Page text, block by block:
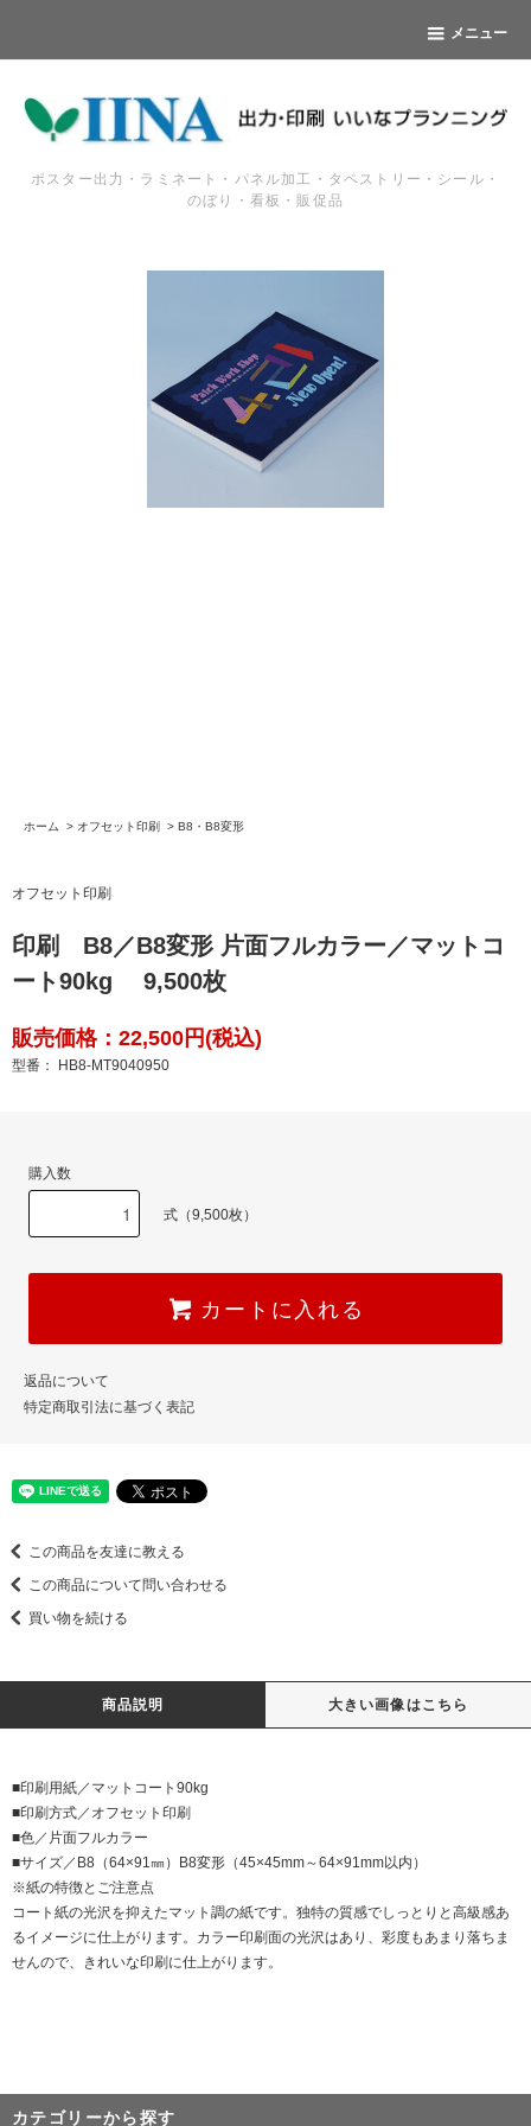
メニュー
ポスター出力・ラミネート・パネル加工・タペストリー・シール・
のぼり・看板・販促品
ホーム > オフセット印刷 > B8・B8変形
オフセット印刷
印刷 B8／B8変形 片面フルカラー／マットコ
ート90kg 9,500枚
販売価格：22,500円(税込)
型番： HB8-MT9040950
購入数
式（9,500枚）
カートに入れる
返品について
特定商取引法に基づく表記
この商品を友達に教える
この商品について問い合わせる
買い物を続ける
商品説明 大きい画像はこちら
■印刷用紙／マットコート90kg
■印刷方式／オフセット印刷
■色／片面フルカラー
■サイズ／B8（64×91㎜）B8変形（45×45mm～64×91mm以内）
※紙の特徴とご注意点
コート紙の光沢を抑えたマット調の紙です。独特の質感でしっとりと高級感あ
るイメージに仕上がります。カラー印刷面の光沢はあり、彩度もあまり落ちま
せんので、きれいな印刷に仕上がります。
カテゴリーから探す